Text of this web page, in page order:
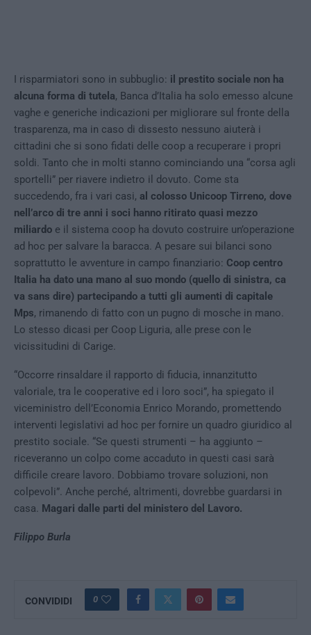
I risparmiatori sono in subbuglio: il prestito sociale non ha
alcuna forma di tutela, Banca d’Italia ha solo emesso alcune
vaghe e generiche indicazioni per migliorare sul fronte della
trasparenza, ma in caso di dissesto nessuno aiuterà i
cittadini che si sono fidati delle coop a recuperare i propri
soldi. Tanto che in molti stanno cominciando una “corsa agli
sportelli” per riavere indietro il dovuto. Come sta
succedendo, fra i vari casi, al colosso Unicoop Tirreno, dove
nell’arco di tre anni i soci hanno ritirato quasi mezzo
miliardo e il sistema coop ha dovuto costruire un’operazione
ad hoc per salvare la baracca. A pesare sui bilanci sono
soprattutto le avventure in campo finanziario: Coop centro
Italia ha dato una mano al suo mondo (quello di sinistra, ca
va sans dire) partecipando a tutti gli aumenti di capitale
Mps, rimanendo di fatto con un pugno di mosche in mano.
Lo stesso dicasi per Coop Liguria, alle prese con le
vicissitudini di Carige.
“Occorre rinsaldare il rapporto di fiducia, innanzitutto
valoriale, tra le cooperative ed i loro soci”, ha spiegato il
viceministro dell’Economia Enrico Morando, promettendo
interventi legislativi ad hoc per fornire un quadro giuridico al
prestito sociale. “Se questi strumenti – ha aggiunto –
riceveranno un colpo come accaduto in questi casi sarà
difficile creare lavoro. Dobbiamo trovare soluzioni, non
colpevoli”. Anche perché, altrimenti, dovrebbe guardarsi in
casa. Magari dalle parti del ministero del Lavoro.
Filippo Burla
CONVIDIDI 0